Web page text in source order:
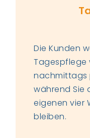
Die Kunden
Tagespflege
nachmittags
während Sie
eigenen vier
bleiben.